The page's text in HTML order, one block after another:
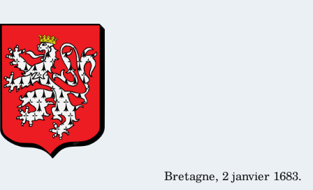
Bretagne, 2 janvier 1683.